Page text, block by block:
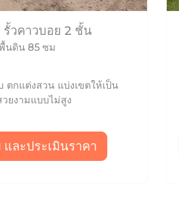
รั้วคาวบอย 2 ชั้น
นดิน 85 ซม
ตกแต่งสวน แบ่งเขตให้เป็น
ยงามแบบไม่สูง
ละประเมินราคา